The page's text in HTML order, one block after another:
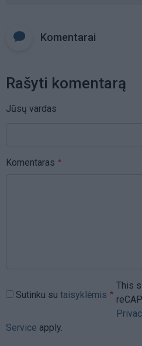
Komentarai
Rašyti komentarą
Jūsų vardas
Komentaras
Sutinku su taisyklėmis
This
Service apply.